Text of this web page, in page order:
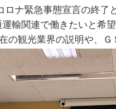
ロナ緊急事態宣言の終
輸関連で働きたいと希
の観光業界の説明や、